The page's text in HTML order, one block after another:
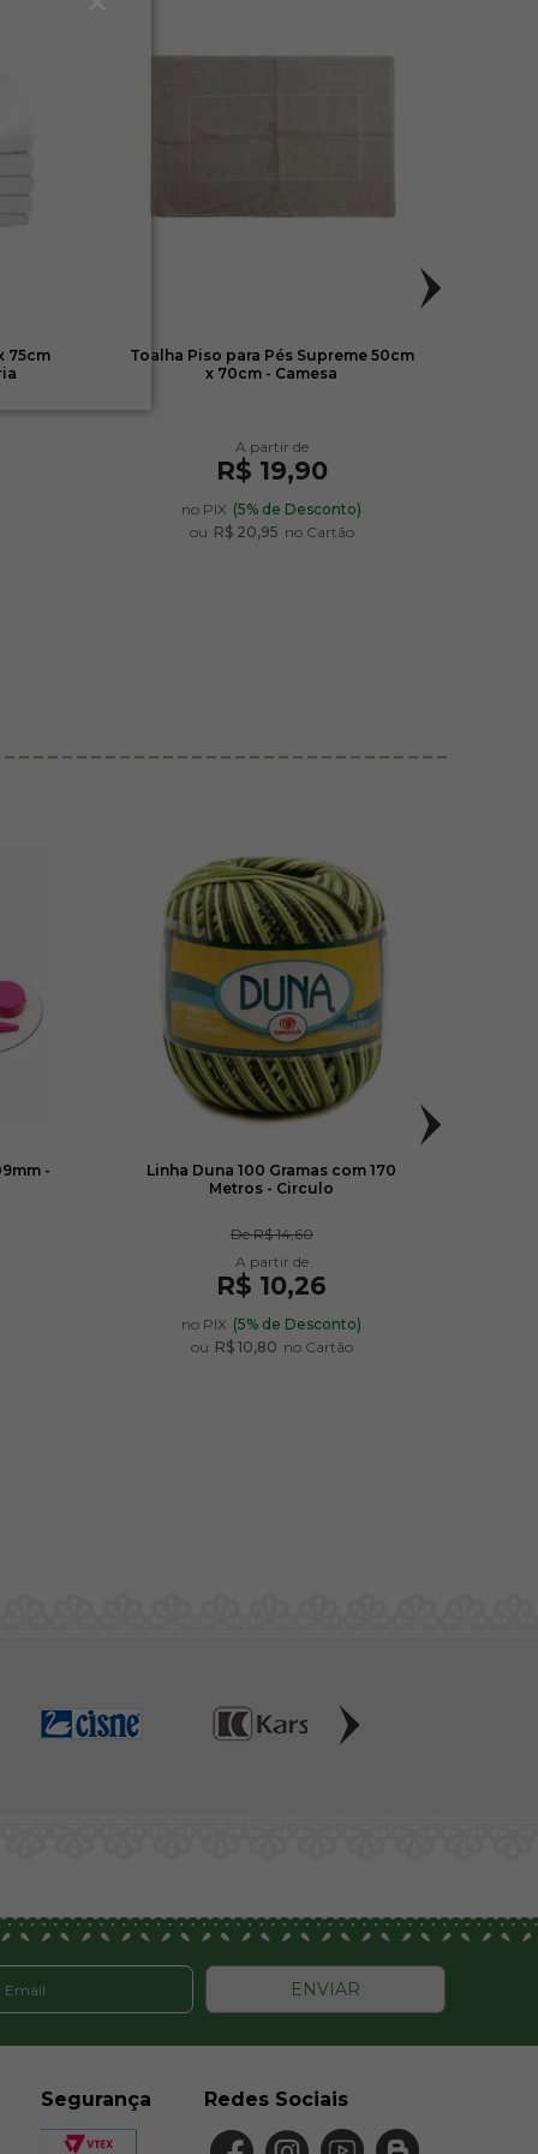
75cm
Toalha Piso para Pés Supreme 50cm
x 70cm - Camesa
R$ 19,90
no PIX (5% de Desconto)
ou R$ 20,95 no Cartão
-
Linha Duna 100 Gramas com 170
Metros - Circulo
DeR$ 14,60
R$ 10,26
no PIX (5% de Desconto)
ou R$ 10,80 no Cartão
ENVIAR
Segurança Redes Sociais